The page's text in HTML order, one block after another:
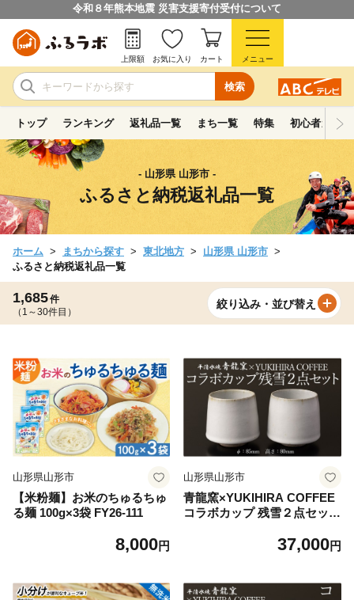
令和８年熊本地震 災害支援寄付受付について
検索
上限額 お気に入り カート メニュー
トップ ランキング 返礼品一覧 まち一覧 特集 初心者ガイド
- 山形県 山形市 -
ふるさと納税返礼品一覧
ホーム まちから探す 東北地方
山形県 山形市
ふるさと納税返礼品一覧
1,685件
（1～30件目）
絞り込み・並び替え
山形県山形市
【米粉麺】お米のちゅるちゅ
る麺 100g×3袋 FY26-111
8,000円
山形県山形市
青龍窯×YUKIHIRA COFFEE
コラボカップ 残雪２点セット
さ80mm) FY26-13237,000円